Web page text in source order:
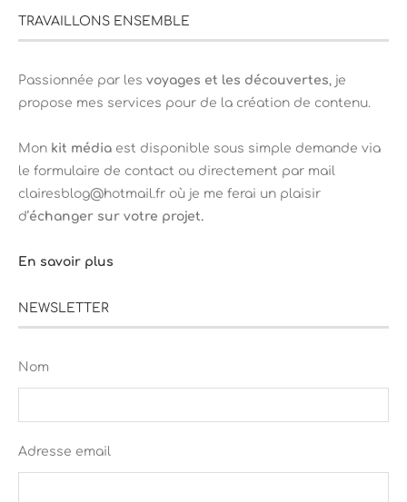
TRAVAILLONS ENSEMBLE
Passionnée par les voyages et les découvertes, je
propose mes services pour de la création de contenu.
Mon kit média est disponible sous simple demande via
le formulaire de contact ou directement par mail
clairesblog@hotmail.fr où je me ferai un plaisir
d’échanger sur votre projet.
En savoir plus
NEWSLETTER
Nom
Adresse email